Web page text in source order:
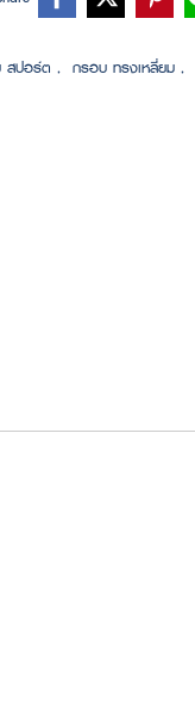
สปอร์ต , กรอบ ทรงเหลี่ยม ,